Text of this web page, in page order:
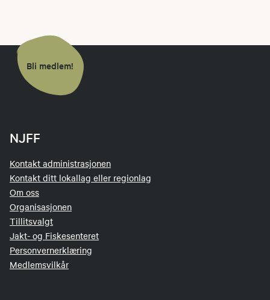
Bli medlem!
NJFF
Kontakt administrasjonen
Kontakt ditt lokallag eller regionlag
Om oss
Organisasjonen
Tillitsvalgt
Jakt- og Fiskesenteret
Personvernerklæring
Medlemsvilkår